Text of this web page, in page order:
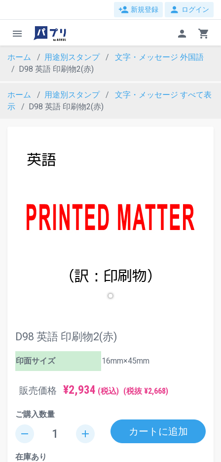
person_add 新規登録 person ログイン
menu person shopping_cart
ホーム 用途別スタンプ 文字・メッセージ 外国語
D98 英語 印刷物2(赤)
ホーム 用途別スタンプ 文字・メッセージ すべて表
示
D98 英語 印刷物2(赤)
D98 英語 印刷物2(赤)
印面サイズ 16mm×45mm
販売価格 ¥2,934 (税込) (税抜 ¥2,668)
ご購入数量
remove add カートに追加
在庫あり